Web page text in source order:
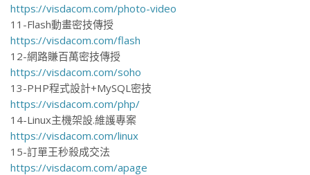
https://visdacom.com/photo-video
11-Flash動畫密技傳授
https://visdacom.com/flash
12-網路賺百萬密技傳授
https://visdacom.com/soho
13-PHP程式設計+MySQL密技
https://visdacom.com/php/
14-Linux主機架設.維護專案
https://visdacom.com/linux
15-訂單王秒殺成交法
https://visdacom.com/apage